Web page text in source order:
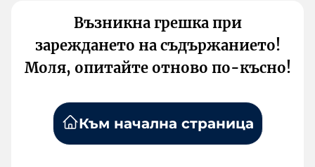
Възникна грешка при
зареждането на съдържанието!
Моля, опитайте отново по-късно!
Към начална страница